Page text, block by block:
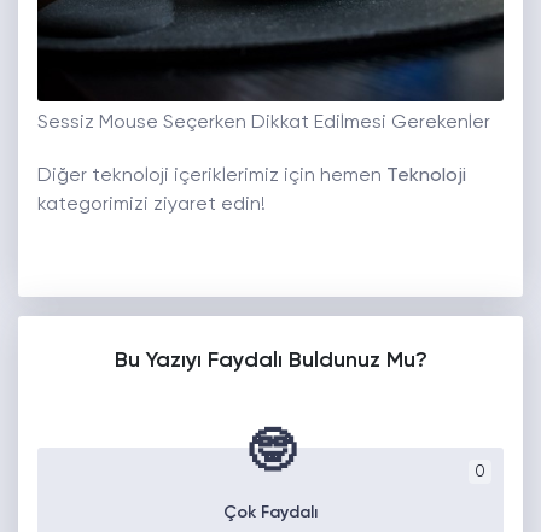
Sessiz Mouse Seçerken Dikkat Edilmesi Gerekenler
Diğer teknoloji içeriklerimiz için hemen Teknoloji
kategorimizi ziyaret edin!
Bu Yazıyı Faydalı Buldunuz Mu?
0
🤓
Çok Faydalı